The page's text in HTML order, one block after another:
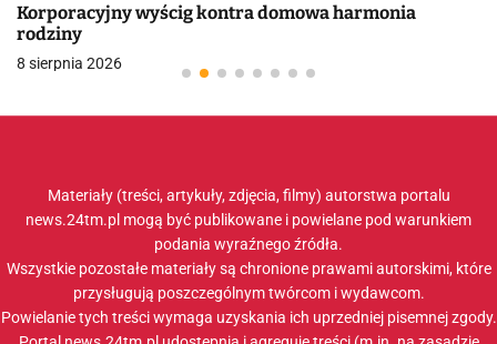
Korporacyjny wyścig kontra domowa harmonia
rodziny
8 sierpnia 2026
Materiały (treści, artykuły, zdjęcia, filmy) autorstwa portalu
news.24tm.pl mogą być publikowane i powielane pod warunkiem
podania wyraźnego źródła.
Wszystkie pozostałe materiały są chronione prawami autorskimi, które
przysługują poszczególnym twórcom i wydawcom.
Powielanie tych treści wymaga uzyskania ich uprzedniej pisemnej zgody.